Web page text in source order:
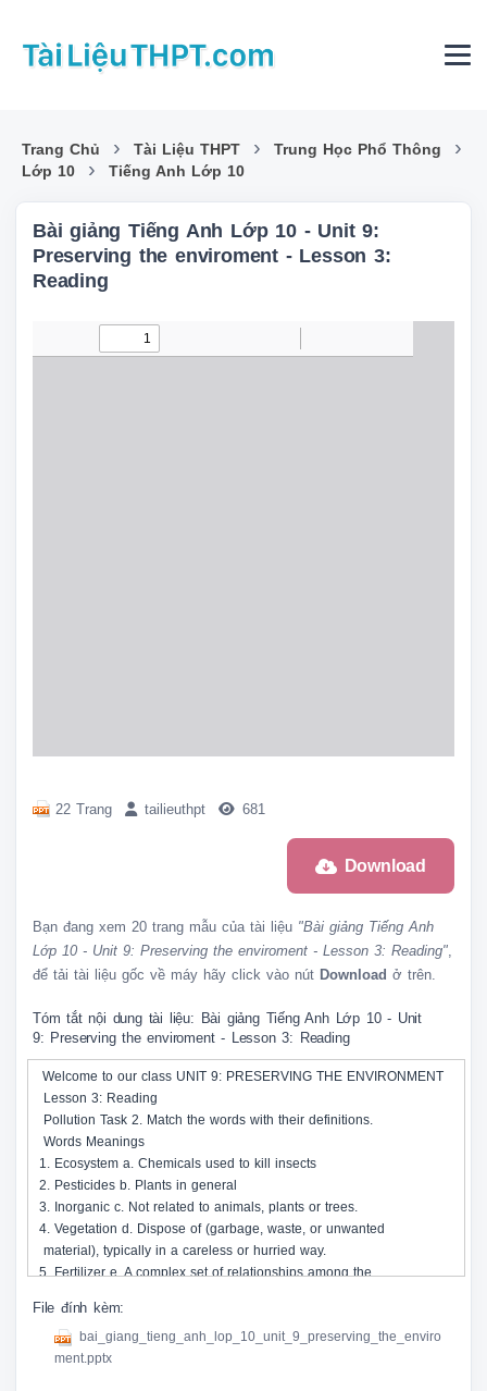
Trang Chủ › Tài Liệu THPT › Trung Học Phổ Thông ›
Lớp 10 › Tiếng Anh Lớp 10
Bài giảng Tiếng Anh Lớp 10 - Unit 9:
Preserving the enviroment - Lesson 3:
Reading
22 Trang tailieuthpt 681
Download
Bạn đang xem 20 trang mẫu của tài liệu "Bài giảng Tiếng Anh
Lớp 10 - Unit 9: Preserving the enviroment - Lesson 3: Reading",
để tải tài liệu gốc về máy hãy click vào nút Download ở trên.
Tóm tắt nội dung tài liệu: Bài giảng Tiếng Anh Lớp 10 - Unit
9: Preserving the enviroment - Lesson 3: Reading
Welcome to our class UNIT 9: PRESERVING THE ENVIRONMENT
Lesson 3: Reading
Pollution Task 2. Match the words with their definitions.
Words Meanings
1. Ecosystem a. Chemicals used to kill insects
2. Pesticides b. Plants in general
3. Inorganic c. Not related to animals, plants or trees.
4. Vegetation d. Dispose of (garbage, waste, or unwanted
material), typically in a careless or hurried way.
5. Fertilizer e. A complex set of relationships among the
area. It includes plants, trees, animals, fish,
bird, etc.
6. Pollutant f. Manures or substances that support plant
File đính kèm:
bai_giang_tieng_anh_lop_10_unit_9_preserving_the_enviro
ment.pptx